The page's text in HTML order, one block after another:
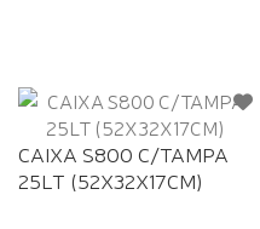
CAIXA S800 C/TAMPA
25LT (52X32X17CM)